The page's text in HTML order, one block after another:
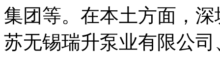
集团等。在本土方面，
苏无锡瑞升泵业有限公